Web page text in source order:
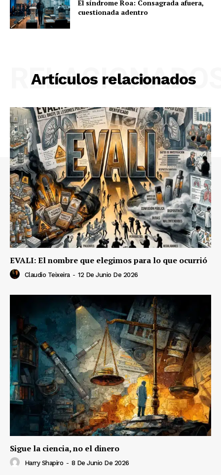
El síndrome Roa: Consagrada afuera,
cuestionada adentro
Artículos relacionados
EVALI: El nombre que elegimos para lo que ocurrió
Claudio Teixeira - 12 De Junio De 2026
Sigue la ciencia, no el dinero
Harry Shapiro - 8 De Junio De 2026